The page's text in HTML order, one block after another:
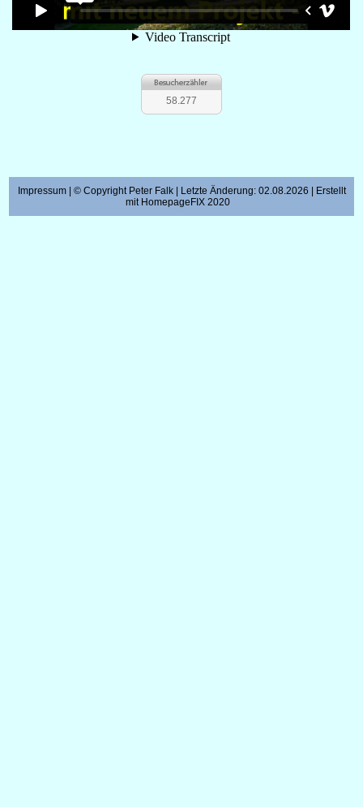
58.277
Impressum| © Copyright Peter Falk | Letzte Änderung: 02.08.2026 | Erstellt
mit HomepageFIX 2020